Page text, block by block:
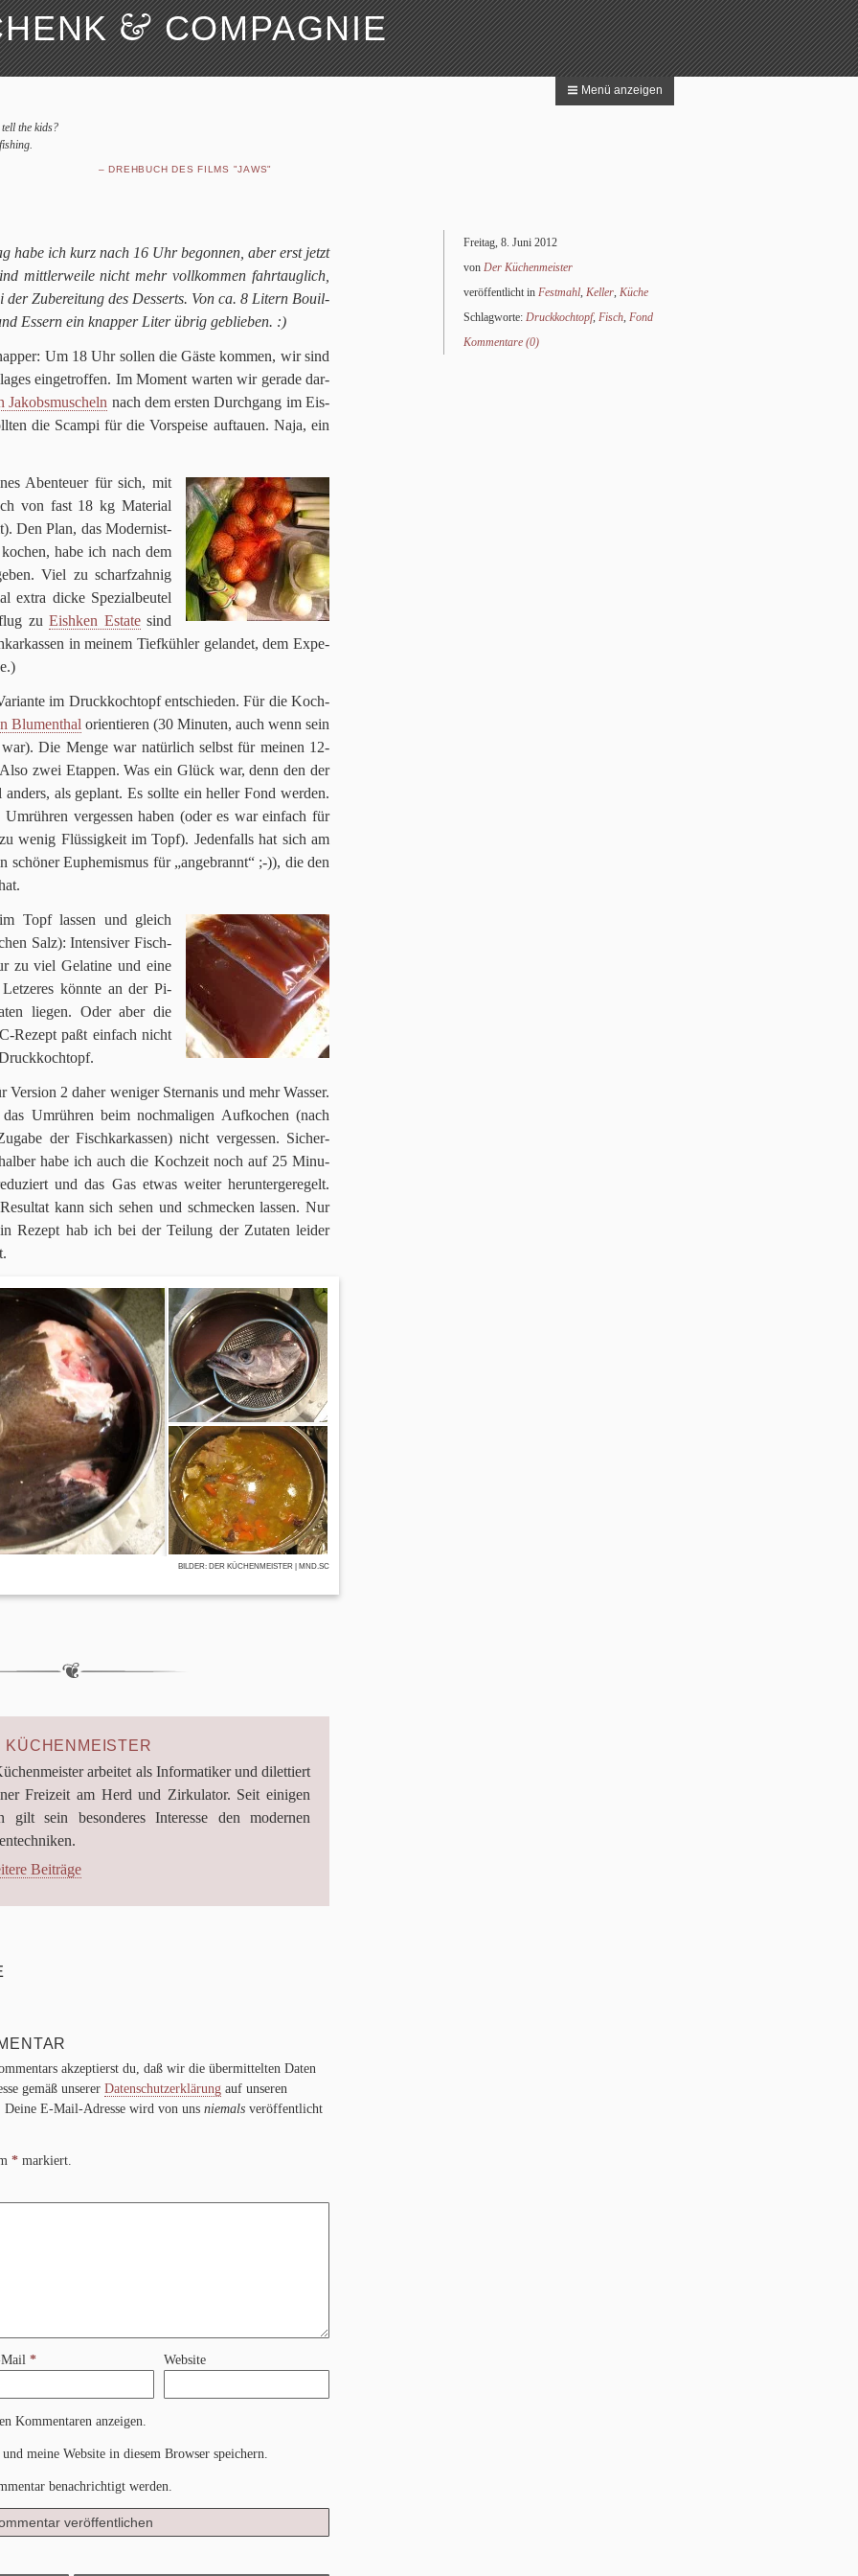
&COMPAGNIE
Menü anzeigen
the kids?
–DREHBUCH DES FILMS "JAWS"
habe ich kurz nach 16 Uhr begon­nen, aber erst jetzt
mitt­ler­weile nicht mehr voll­kom­men fahr­taug­lich,
Zube­rei­tung des Des­serts. Von ca. 8 Litern Bouil­
Essern ein knap­per Liter übrig geblieben. :)
Um 18 Uhr sol­len die Gäste kom­men, wir sind
ein­ge­trof­fen. Im Moment war­ten wir gerade dar­
Jakobs­mu­scheln nach dem ersten Durch­gang im Eis­
die Scampi für die Vor­speise auf­tauen. Naja, ein
Aben­teuer für sich, mit
von fast 18 kg Mate­rial
Den Plan, das Moder­nist-
habe ich nach dem
Viel zu scharf­zah­nig
extra dicke Spe­zi­al­beu­tel
zuEish­ken Estatesind
in mei­nem Tief­küh­ler gelan­det, dem Expe­
im Druck­koch­topf ent­schie­den. Für die Koch­
Blu­men­thal ori­en­tie­ren (30 Minu­ten, auch wenn sein
Die Menge war natür­lich selbst für mei­nen 12-
zwei Etap­pen. Was ein Glück war, denn den der
als geplant. Es sollte ein hel­ler Fond wer­den.
ver­ges­sen haben (oder es war ein­fach für
wenig Flüs­sig­keit im Topf). Jeden­falls hat sich am
schö­ner Euphe­mis­mus für „ange­brannt“ ;-)), die den
Topf las­sen und gleich
Salz): Inten­si­ver Fisch­
zu viel Gela­tine und eine
könnte an der Pi-
lie­gen. Oder aber die
Rezept paßt ein­fach nicht
Ver­sion 2 daher weni­ger Stern­anis und mehr Was­ser.
Umrüh­ren beim noch­ma­li­gen Auf­ko­chen (nach
der Fisch­kar­kas­sen) nicht ver­ges­sen. Sicher­
habe ich auch die Koch­zeit noch auf 25Minu­
und das Gas etwas wei­ter her­un­ter­ge­re­gelt.
kann sich sehen und schmecken las­sen. Nur
Rezept hab ich bei der Tei­lung der Zuta­ten lei­der
BIL­DER: DER KÜCHENMEISTER | MND.SC
KÜCHENMEISTER
arbei­tet als Infor­ma­ti­ker und dilet­tiert
Frei­zeit am Herd und Zir­ku­la­tor. Seit eini­gen
gilt sein beson­de­res Inter­esse den moder­nen
Beiträge
Freitag, 8. Juni 2012
von Der Küchenmeister
veröffentlicht in Festmahl, Keller, Küche
Schlagworte: Druckkochtopf, Fisch, Fond
Kommentare (0)
akzeptierst du, daß wir die übermittelten Daten
gemäß unserer Datenschutzerklärung auf unseren
Deine E-Mail-Adresse wird von uns niemals veröffentlicht
* markiert.
Mail* Website
Kommentaren anzeigen.
meine Website in diesem Browser speichern.
benachrichtigt werden.